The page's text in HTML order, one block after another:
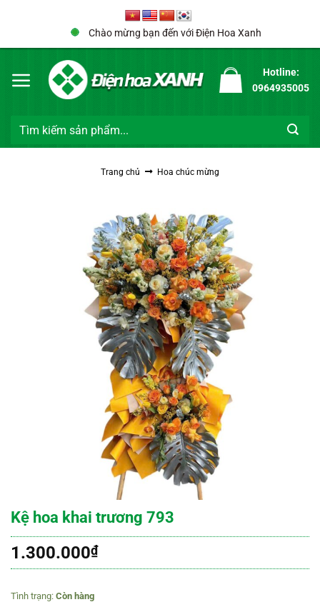
Chào mừng bạn đến với Điện Hoa Xanh
Hotline:
0964935005
Tìm
Trang chủ Hoa chúc mừng
Kệ hoa khai trương 793
1.300.000₫
Còn hàng